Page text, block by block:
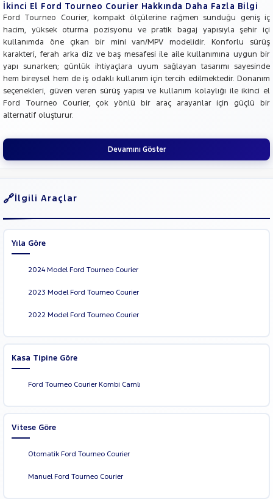
İkinci El Ford Tourneo Courier Hakkında Daha Fazla Bilgi
Ford Tourneo Courier, kompakt ölçülerine rağmen sunduğu geniş iç
hacim, yüksek oturma pozisyonu ve pratik bagaj yapısıyla şehir içi
kullanımda öne çıkan bir mini van/MPV modelidir. Konforlu sürüş
karakteri, ferah arka diz ve baş mesafesi ile aile kullanımına uygun bir
yapı sunarken; günlük ihtiyaçlara uyum sağlayan tasarımı sayesinde
hem bireysel hem de iş odaklı kullanım için tercih edilmektedir. Donanım
seçenekleri, güven veren sürüş yapısı ve kullanım kolaylığı ile ikinci el
Ford Tourneo Courier, çok yönlü bir araç arayanlar için güçlü bir
alternatif oluşturur.
Devamını Göster
İlgili Araçlar
Yıla Göre
2024 Model Ford Tourneo Courier
2023 Model Ford Tourneo Courier
2022 Model Ford Tourneo Courier
Kasa Tipine Göre
Ford Tourneo Courier Kombi Camlı
Vitese Göre
Otomatik Ford Tourneo Courier
Manuel Ford Tourneo Courier